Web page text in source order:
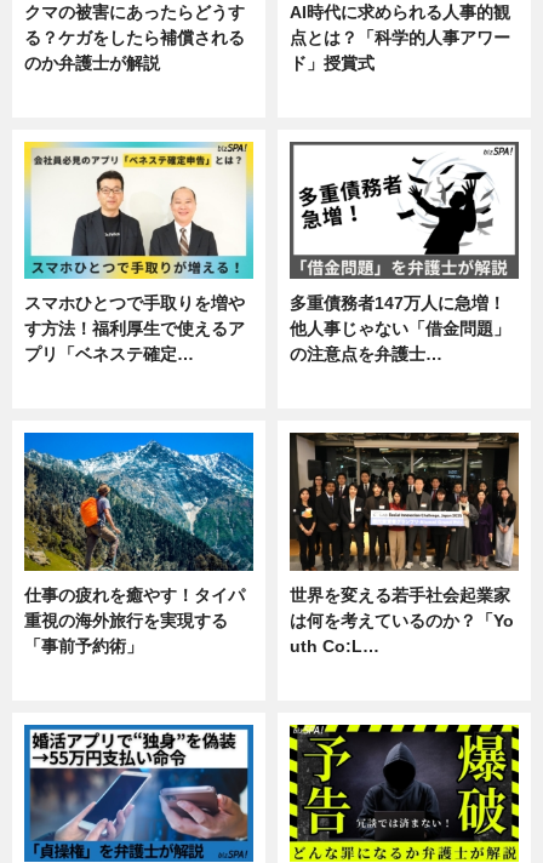
クマの被害にあったらどうす
る？ケガをしたら補償される
のか弁護士が解説
AI時代に求められる人事的観
点とは？「科学的人事アワー
ド」授賞式
スマホひとつで手取りを増や
す方法！福利厚生で使えるア
プリ「ベネステ確定…
多重債務者147万人に急増！
他人事じゃない「借金問題」
の注意点を弁護士…
仕事の疲れを癒やす！タイパ
重視の海外旅行を実現する
「事前予約術」
世界を変える若手社会起業家
は何を考えているのか？「Yo
uth Co:L…